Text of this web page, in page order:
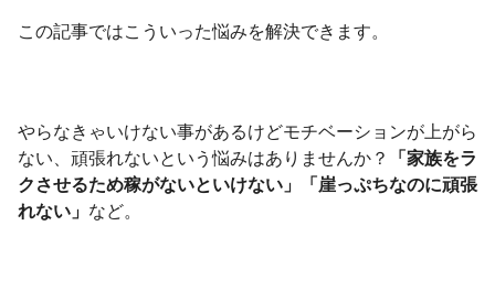
この記事ではこういった悩みを解決できます。
やらなきゃいけない事があるけどモチベーションが上がら
ない、頑張れないという悩みはありませんか？
「家族をラ
クさせるため稼がないといけない」「崖っぷちなのに頑張
れない」 など。